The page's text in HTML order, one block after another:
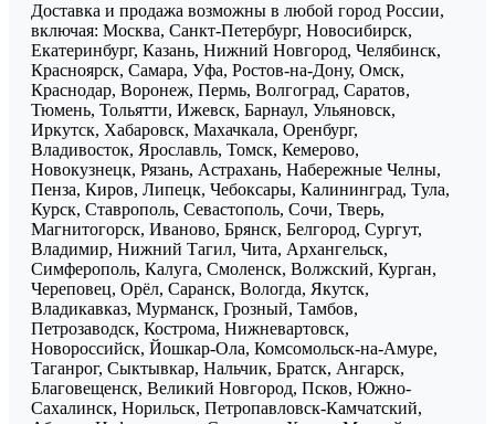
Доставка и продажа возможны в любой город России,
включая: Москва, Санкт-Петербург, Новосибирск,
Екатеринбург, Казань, Нижний Новгород, Челябинск,
Красноярск, Самара, Уфа, Ростов-на-Дону, Омск,
Краснодар, Воронеж, Пермь, Волгоград, Саратов,
Тюмень, Тольятти, Ижевск, Барнаул, Ульяновск,
Иркутск, Хабаровск, Махачкала, Оренбург,
Владивосток, Ярославль, Томск, Кемерово,
Новокузнецк, Рязань, Астрахань, Набережные Челны,
Пенза, Киров, Липецк, Чебоксары, Калининград, Тула,
Курск, Ставрополь, Севастополь, Сочи, Тверь,
Магнитогорск, Иваново, Брянск, Белгород, Сургут,
Владимир, Нижний Тагил, Чита, Архангельск,
Симферополь, Калуга, Смоленск, Волжский, Курган,
Череповец, Орёл, Саранск, Вологда, Якутск,
Владикавказ, Мурманск, Грозный, Тамбов,
Петрозаводск, Кострома, Нижневартовск,
Новороссийск, Йошкар-Ола, Комсомольск-на-Амуре,
Таганрог, Сыктывкар, Нальчик, Братск, Ангарск,
Благовещенск, Великий Новгород, Псков, Южно-
Сахалинск, Норильск, Петропавловск-Камчатский,